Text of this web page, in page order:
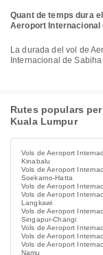
Quant de temps dura
Aeroport Internacional
La durada del vol de Aeroport Internacional Kuala Lumpur a Aeroport
Internacional de
Rutes populars
Kuala Lumpur
Vols de Aeroport
Kinabalu
Vols de Aeroport
Soekarno-Hatta
Vols de Aeroport
Vols de Aeroport
Langkawi
Vols de Aeroport
Singapur-Changi
Vols de Aeroport
Vols de Aeroport
Vols de Aeroport
Namu